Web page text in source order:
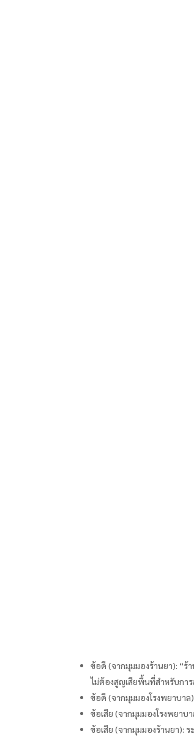
ข้อดี (จากมุมมองร้านยา): “ร้
ไม่ต้องสูญเสียพื้นที่สำหรับการ
ข้อดี (จากมุมมองโรงพยาบา
ข้อเสีย (จากมุมมองโรงพยา
ข้อเสีย (จากมุมมองร้านยา):